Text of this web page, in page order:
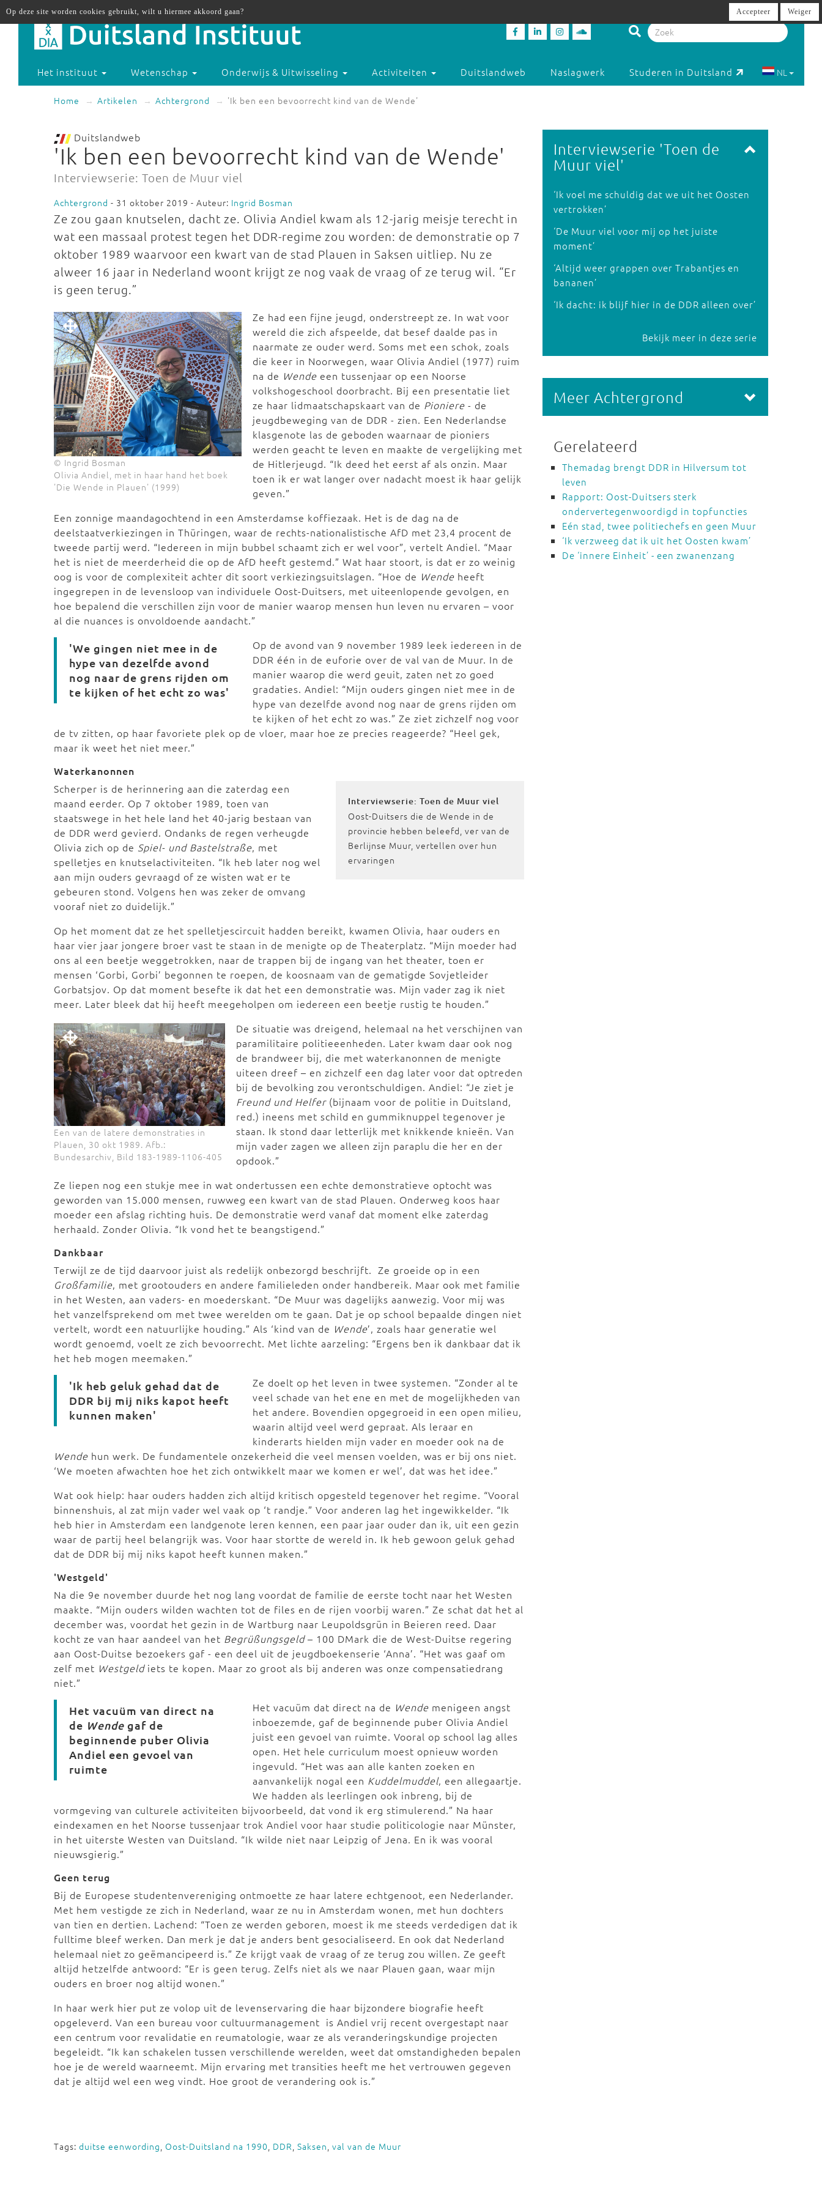
Het instituut Wetenschap Onderwijs & Uitwisseling Activiteiten Duitslandweb Naslagwerk Studeren in Duitsland NL
Home Artikelen Achtergrond 'Ik ben een bevoorrecht kind van de Wende'
Duitslandweb
'Ik ben een bevoorrecht kind van de Wende'
Interviewserie: Toen de Muur viel
Achtergrond - 31 oktober 2019 - Auteur: Ingrid Bosman
Ze zou gaan knutselen, dacht ze. Olivia Andiel kwam als 12-jarig meisje terecht in
wat een massaal protest tegen het DDR-regime zou worden: de demonstratie op 7
oktober 1989 waarvoor een kwart van de stad Plauen in Saksen uitliep. Nu ze
alweer 16 jaar in Nederland woont krijgt ze nog vaak de vraag of ze terug wil. “Er
is geen terug.”
© Ingrid Bosman
Olivia Andiel, met in haar hand het boek
'Die Wende in Plauen' (1999)
Ze had een fijne jeugd, onderstreept ze. In wat voor
wereld die zich afspeelde, dat besef daalde pas in
naarmate ze ouder werd. Soms met een schok, zoals
die keer in Noorwegen, waar Olivia Andiel (1977) ruim
na de Wende een tussenjaar op een Noorse
volkshogeschool doorbracht. Bij een presentatie liet
ze haar lidmaatschapskaart van de Pioniere - de
jeugdbeweging van de DDR - zien. Een Nederlandse
klasgenote las de geboden waarnaar de pioniers
werden geacht te leven en maakte de vergelijking met
de Hitlerjeugd. “Ik deed het eerst af als onzin. Maar
toen ik er wat langer over nadacht moest ik haar gelijk
geven.”
Een zonnige maandagochtend in een Amsterdamse koffiezaak. Het is de dag na de
deelstaatverkiezingen in Thüringen, waar de rechts-nationalistische AfD met 23,4 procent de
tweede partij werd. “Iedereen in mijn bubbel schaamt zich er wel voor”, vertelt Andiel. “Maar
het is niet de meerderheid die op de AfD heeft gestemd.” Wat haar stoort, is dat er zo weinig
oog is voor de complexiteit achter dit soort verkiezingsuitslagen. “Hoe de Wende heeft
ingegrepen in de levensloop van individuele Oost-Duitsers, met uiteenlopende gevolgen, en
hoe bepalend die verschillen zijn voor de manier waarop mensen hun leven nu ervaren – voor
al die nuances is onvoldoende aandacht.”
'We gingen niet mee in de
hype van dezelfde avond
nog naar de grens rijden om
te kijken of het echt zo was'
Op de avond van 9 november 1989 leek iedereen in de
DDR één in de euforie over de val van de Muur. In de
manier waarop die werd geuit, zaten net zo goed
gradaties. Andiel: “Mijn ouders gingen niet mee in de
hype van dezelfde avond nog naar de grens rijden om
te kijken of het echt zo was.” Ze ziet zichzelf nog voor
de tv zitten, op haar favoriete plek op de vloer, maar hoe ze precies reageerde? “Heel gek,
maar ik weet het niet meer.”
Waterkanonnen
Interviewserie: Toen de Muur viel
Oost-Duitsers die de Wende in de
provincie hebben beleefd, ver van de
Berlijnse Muur, vertellen over hun
ervaringen
Scherper is de herinnering aan die zaterdag een
maand eerder. Op 7 oktober 1989, toen van
staatswege in het hele land het 40-jarig bestaan van
de DDR werd gevierd. Ondanks de regen verheugde
Olivia zich op de Spiel- und Bastelstraße, met
spelletjes en knutselactiviteiten. “Ik heb later nog wel
aan mijn ouders gevraagd of ze wisten wat er te
gebeuren stond. Volgens hen was zeker de omvang
vooraf niet zo duidelijk.”
Op het moment dat ze het spelletjescircuit hadden bereikt, kwamen Olivia, haar ouders en
haar vier jaar jongere broer vast te staan in de menigte op de Theaterplatz. “Mijn moeder had
ons al een beetje weggetrokken, naar de trappen bij de ingang van het theater, toen er
mensen ‘Gorbi, Gorbi’ begonnen te roepen, de koosnaam van de gematigde Sovjetleider
Gorbatsjov. Op dat moment besefte ik dat het een demonstratie was. Mijn vader zag ik niet
meer. Later bleek dat hij heeft meegeholpen om iedereen een beetje rustig te houden.”
Een van de latere demonstraties in
Plauen, 30 okt 1989. Afb.:
Bundesarchiv, Bild 183-1989-1106-405
De situatie was dreigend, helemaal na het verschijnen van
paramilitaire politieeenheden. Later kwam daar ook nog
de brandweer bij, die met waterkanonnen de menigte
uiteen dreef – en zichzelf een dag later voor dat optreden
bij de bevolking zou verontschuldigen. Andiel: “Je ziet je
Freund und Helfer(bijnaam voor de politie in Duitsland,
red.) ineens met schild en gummiknuppel tegenover je
staan. Ik stond daar letterlijk met knikkende knieën. Van
mijn vader zagen we alleen zijn paraplu die her en der
opdook.”
Ze liepen nog een stukje mee in wat ondertussen een echte demonstratieve optocht was
geworden van 15.000 mensen, ruwweg een kwart van de stad Plauen. Onderweg koos haar
moeder een afslag richting huis. De demonstratie werd vanaf dat moment elke zaterdag
herhaald. Zonder Olivia. “Ik vond het te beangstigend.”
Dankbaar
Terwijl ze de tijd daarvoor juist als redelijk onbezorgd beschrijft. Ze groeide op in een
Großfamilie, met grootouders en andere familieleden onder handbereik. Maar ook met familie
in het Westen, aan vaders- en moederskant. “De Muur was dagelijks aanwezig. Voor mij was
het vanzelfsprekend om met twee werelden om te gaan. Dat je op school bepaalde dingen niet
vertelt, wordt een natuurlijke houding.” Als ‘kind van de Wende’, zoals haar generatie wel
wordt genoemd, voelt ze zich bevoorrecht. Met lichte aarzeling: “Ergens ben ik dankbaar dat ik
het heb mogen meemaken.”
'Ik heb geluk gehad dat de
DDR bij mij niks kapot heeft
kunnen maken'
Ze doelt op het leven in twee systemen. “Zonder al te
veel schade van het ene en met de mogelijkheden van
het andere. Bovendien opgegroeid in een open milieu,
waarin altijd veel werd gepraat. Als leraar en
kinderarts hielden mijn vader en moeder ook na de
Wende hun werk. De fundamentele onzekerheid die veel mensen voelden, was er bij ons niet.
‘We moeten afwachten hoe het zich ontwikkelt maar we komen er wel’, dat was het idee.”
Wat ook hielp: haar ouders hadden zich altijd kritisch opgesteld tegenover het regime. “Vooral
binnenshuis, al zat mijn vader wel vaak op ‘t randje.” Voor anderen lag het ingewikkelder. “Ik
heb hier in Amsterdam een landgenote leren kennen, een paar jaar ouder dan ik, uit een gezin
waar de partij heel belangrijk was. Voor haar stortte de wereld in. Ik heb gewoon geluk gehad
dat de DDR bij mij niks kapot heeft kunnen maken.”
'Westgeld'
Na die 9e november duurde het nog lang voordat de familie de eerste tocht naar het Westen
maakte. “Mijn ouders wilden wachten tot de files en de rijen voorbij waren.” Ze schat dat het al
december was, voordat het gezin in de Wartburg naar Leupoldsgrün in Beieren reed. Daar
kocht ze van haar aandeel van het Begrüßungsgeld– 100 DMark die de West-Duitse regering
aan Oost-Duitse bezoekers gaf - een deel uit de jeugdboekenserie ‘Anna’. “Het was gaaf om
zelf met Westgeldiets te kopen. Maar zo groot als bij anderen was onze compensatiedrang
niet.”
Het vacuüm van direct na
de Wende gaf de
beginnende puber Olivia
Andiel een gevoel van
ruimte
Het vacuüm dat direct na de Wende menigeen angst
inboezemde, gaf de beginnende puber Olivia Andiel
juist een gevoel van ruimte. Vooral op school lag alles
open. Het hele curriculum moest opnieuw worden
ingevuld. “Het was aan alle kanten zoeken en
aanvankelijk nogal een Kuddelmuddel, een allegaartje.
We hadden als leerlingen ook inbreng, bij de
vormgeving van culturele activiteiten bijvoorbeeld, dat vond ik erg stimulerend.” Na haar
eindexamen en het Noorse tussenjaar trok Andiel voor haar studie politicologie naar Münster,
in het uiterste Westen van Duitsland. “Ik wilde niet naar Leipzig of Jena. En ik was vooral
nieuwsgierig.”
Geen terug
Bij de Europese studentenvereniging ontmoette ze haar latere echtgenoot, een Nederlander.
Met hem vestigde ze zich in Nederland, waar ze nu in Amsterdam wonen, met hun dochters
van tien en dertien. Lachend: “Toen ze werden geboren, moest ik me steeds verdedigen dat ik
fulltime bleef werken. Dan merk je dat je anders bent gesocialiseerd. En ook dat Nederland
helemaal niet zo geëmancipeerd is.” Ze krijgt vaak de vraag of ze terug zou willen. Ze geeft
altijd hetzelfde antwoord: “Er is geen terug. Zelfs niet als we naar Plauen gaan, waar mijn
ouders en broer nog altijd wonen.”
In haar werk hier put ze volop uit de levenservaring die haar bijzondere biografie heeft
opgeleverd. Van een bureau voor cultuurmanagement is Andiel vrij recent overgestapt naar
een centrum voor revalidatie en reumatologie, waar ze als veranderingskundige projecten
begeleidt. “Ik kan schakelen tussen verschillende werelden, weet dat omstandigheden bepalen
hoe je de wereld waarneemt. Mijn ervaring met transities heeft me het vertrouwen gegeven
dat je altijd wel een weg vindt. Hoe groot de verandering ook is.”
Tags: duitse eenwording, Oost-Duitsland na 1990, DDR, Saksen, val van de Muur
Interviewserie 'Toen de
Muur viel'
‘Ik voel me schuldig dat we uit het Oosten
vertrokken’
‘De Muur viel voor mij op het juiste
moment’
‘Altijd weer grappen over Trabantjes en
bananen’
‘Ik dacht: ik blijf hier in de DDR alleen over’
Bekijk meer in deze serie
Meer Achtergrond
Gerelateerd
Themadag brengt DDR in Hilversum tot
leven
Rapport: Oost-Duitsers sterk
ondervertegenwoordigd in topfuncties
Eén stad, twee politiechefs en geen Muur
‘Ik verzweeg dat ik uit het Oosten kwam’
De ‘innere Einheit’ - een zwanenzang
Op deze site worden cookies gebruikt, wilt u hiermee akkoord gaan? Accepteer Weiger